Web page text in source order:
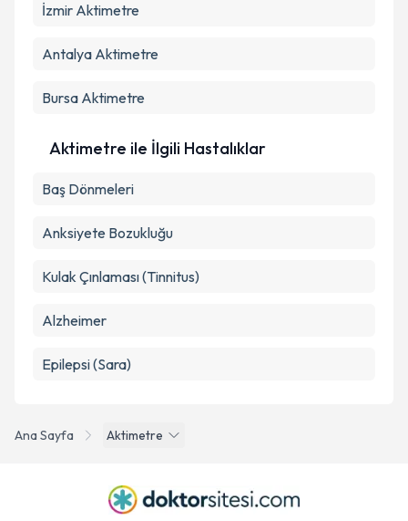
Ana Sayfa Aktimetre
İzmir Aktimetre
Antalya Aktimetre
Bursa Aktimetre
Aktimetre ile İlgili Hastalıklar
Baş Dönmeleri
Anksiyete Bozukluğu
Kulak Çınlaması (Tinnitus)
Alzheimer
Epilepsi (Sara)